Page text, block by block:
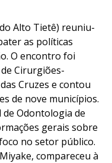
Alto Tietê) reuniu-
as políticas
O encontro foi
Cirurgiões-
Cruzes e contou
de nove municípios.
de Odontologia de
gerais sobre
no setor público.
compareceu à